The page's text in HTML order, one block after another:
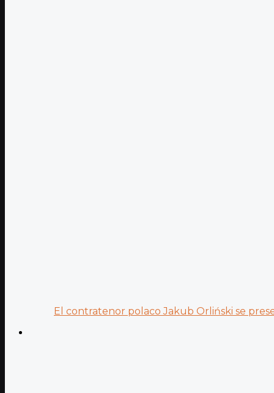
El contratenor polaco Jakub Orliński se